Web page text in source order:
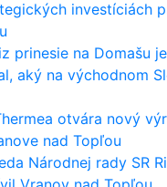
investíciách
prinesie na Domašu
aký na východnom
otvára nový
nad Topľou
Národnej rady SR